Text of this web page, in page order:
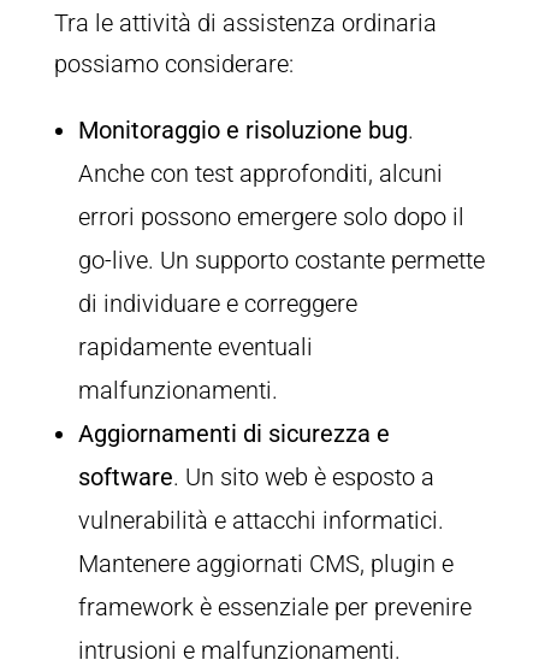
Tra le attività di assistenza ordinaria
possiamo considerare:
Monitoraggio e risoluzione bug.
Anche con test approfonditi, alcuni
errori possono emergere solo dopo il
go-live. Un supporto costante permette
di individuare e correggere
rapidamente eventuali
malfunzionamenti.
Aggiornamenti di sicurezza e
software. Un sito web è esposto a
vulnerabilità e attacchi informatici.
Mantenere aggiornati CMS, plugin e
framework è essenziale per prevenire
intrusioni e malfunzionamenti.